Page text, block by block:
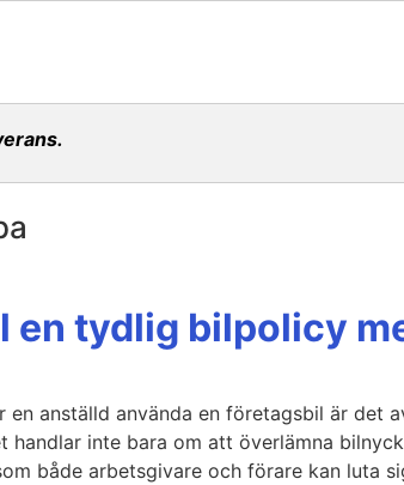
en tydlig bilpolicy
en anställd använda en företagsbil är det
handlar inte bara om att överlämna
både arbetsgivare och förare kan luta